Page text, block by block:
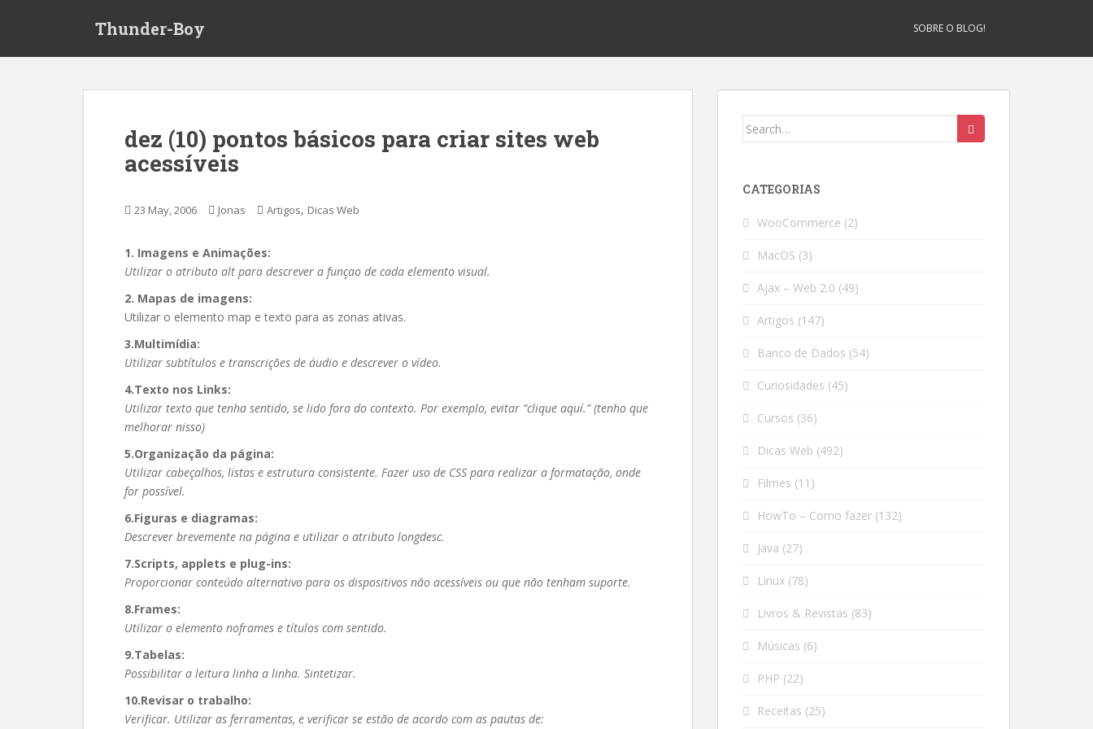
Thunder-Boy SOBRE O BLOG!
dez (10) pontos básicos para criar sites web
acessíveis
23 May, 2006 Jonas Artigos, Dicas Web
1. Imagens e Animações:
Utilizar o atributo alt para descrever a funçao de cada elemento visual.
2. Mapas de imagens:
Utilizar o elemento map e texto para as zonas ativas.
3.Multimídia:
Utilizar subtítulos e transcrições de áudio e descrever o vídeo.
4.Texto nos Links:
Utilizar texto que tenha sentido, se lido fora do contexto. Por exemplo, evitar “clique aquí.” (tenho que
melhorar nisso)
5.Organização da página:
Utilizar cabeçalhos, listas e estrutura consistente. Fazer uso de CSS para realizar a formatação, onde
for possível.
6.Figuras e diagramas:
Descrever brevemente na página e utilizar o atributo longdesc.
7.Scripts, applets e plug-ins:
Proporcionar conteúdo alternativo para os dispositivos não acessíveis ou que não tenham suporte.
8.Frames:
Utilizar o elemento noframes e títulos com sentido.
9.Tabelas:
Possibilitar a leitura linha a linha. Sintetizar.
10.Revisar o trabalho:
Verificar. Utilizar as ferramentas, e verificar se estão de acordo com as pautas de:
Search
CATEGORIAS
WooCommerce (2)
MacOS (3)
Ajax – Web 2.0 (49)
Artigos (147)
Banco de Dados (54)
Curiosidades (45)
Cursos (36)
Dicas Web (492)
Filmes (11)
HowTo – Como fazer (132)
Java (27)
Linux (78)
Livros & Revistas (83)
Músicas (6)
PHP (22)
Receitas (25)